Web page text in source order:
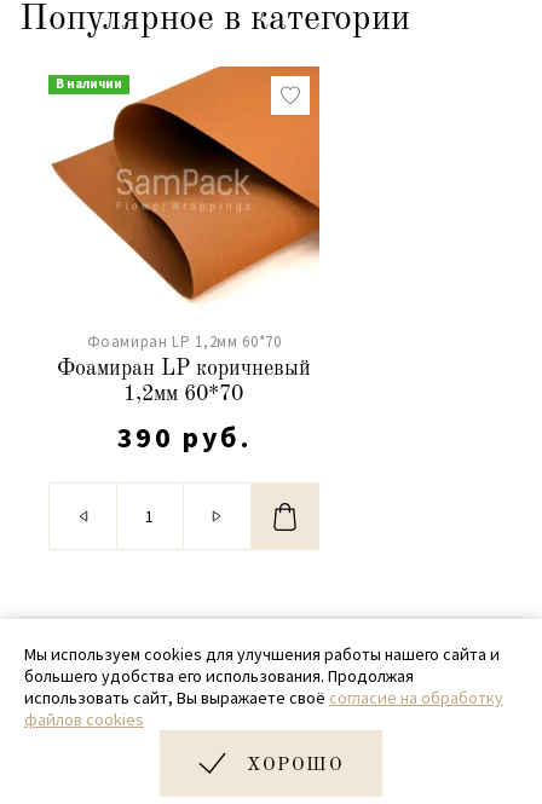
Популярное в категории
В наличии
Фоамиран LP 1,2мм 60*70
Фоамиран LP коричневый
1,2мм 60*70
390 руб.
© 2020 - 2026 SamPack
+ 7 (918) 699-97-87
zakaz@sampack.store
Дизайн и разработка сайта
Мы используем cookies для улучшения работы нашего сайта и
большего удобства его использования. Продолжая
использовать сайт, Вы выражаете своё согласие на обработку
файлов cookies
ХОРОШО